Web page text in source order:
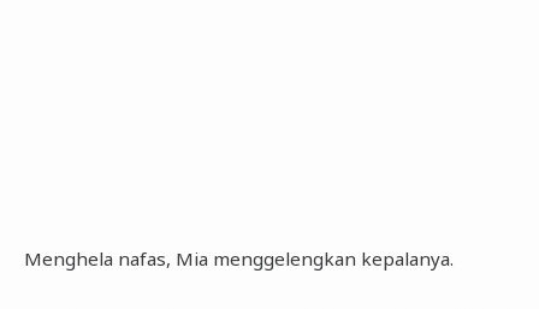
Menghela nafas, Mia menggelengkan kepalanya.